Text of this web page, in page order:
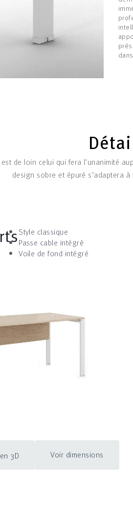
de loin celui qui fera l’unanimité
design sobre et épuré s’adaptera
Style classique
Passe cable intégré
Voile de fond intégré
3D Voir dimensions